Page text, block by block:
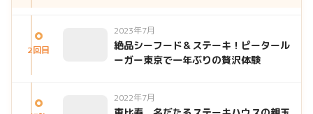
2回目
2023年7月
絶品シーフード＆ステーキ！ピータール
ーガー東京で一年ぶりの贅沢体験
2022年7月